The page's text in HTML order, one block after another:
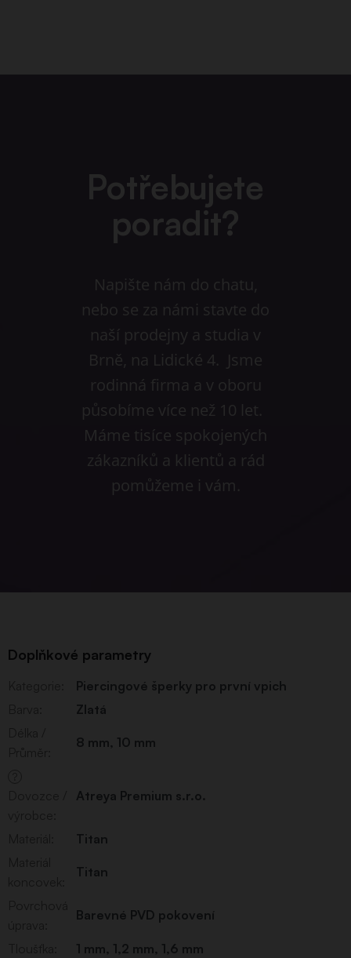
Potřebujete
poradit?
Napište nám do chatu,
nebo se za námi stavte do
naší prodejny a studia v
Brně, na Lidické 4. Jsme
rodinná firma a v oboru
působíme více než 10 let.
Máme tisíce spokojených
zákazníků a klientů a rád
pomůžeme i vám.
Doplňkové parametry
Piercingové šperky pro první vpich
Zlatá
8 mm, 10 mm
Atreya Premium s.r.o.
Titan
Titan
Barevné PVD pokovení
1 mm, 1,2 mm, 1,6 mm